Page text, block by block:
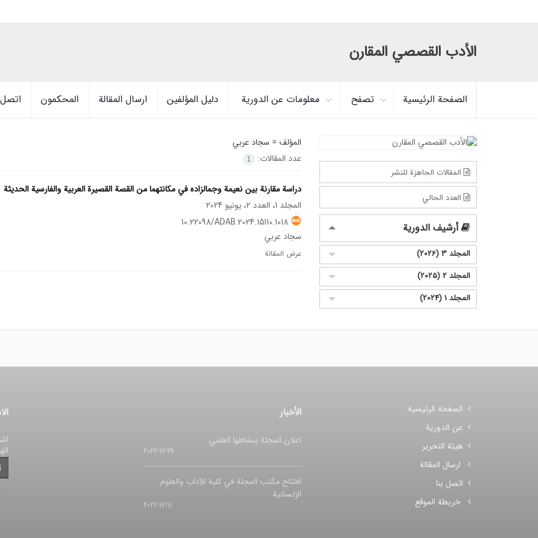
الأدب القصصي المقارن
الصفحة الرئيسية تصفح معلومات عن الدورية دليل المؤلفين ارسال المقالة المحكمون اتصل
المؤلف = سجاد عربي
عدد المقالات:
1
دراسة مقارنة بین نعيمة وجمالزاده في مكانتهما من القصة القصيرة العربية والفارسية الحديثة
المجلد 1، العدد 2، يونيو 2024
10.22098/ADAB.2024.15110.1018
سجاد عربي
عرض المقالة
المقالات الجاهزة للنشر
العدد الحالي
أرشيف الدورية
المجلد 3 (2026)
المجلد 2 (2025)
المجلد 1 (2024)
الصفحة الرئيسية
عن الدورية
هيئة التحرير
ارسال المقالة
اتصل بنا
خريطة الموقع
الأخبار
اعلان المجلة بنشاطها العلمي
2022-12-29
افتتاح مکتب المجلة في کلیة الآداب والعلوم
الإنسانیة
2022-12-11